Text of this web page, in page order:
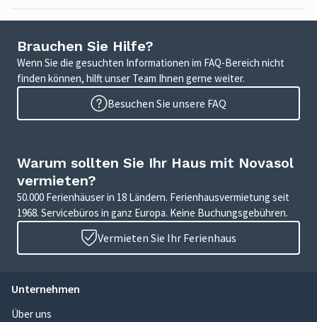
Brauchen Sie Hilfe?
Wenn Sie die gesuchten Informationen im FAQ-Bereich nicht
finden können, hilft unser Team Ihnen gerne weiter.
Besuchen Sie unsere FAQ
Warum sollten Sie Ihr Haus mit Novasol
vermieten?
50.000 Ferienhäuser in 18 Ländern. Ferienhausvermietung seit
1968. Servicebüros in ganz Europa. Keine Buchungsgebühren.
Vermieten Sie Ihr Ferienhaus
Unternehmen
Über uns